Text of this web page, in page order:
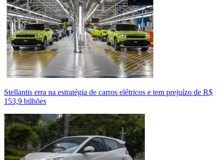
Stellantis erra na estratégia de carros elétricos e tem prejuízo de R$
153,9 bilhões